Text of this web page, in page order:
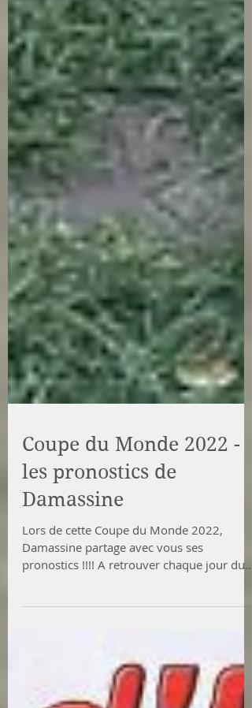
Coupe du Monde 2022 -
les pronostics de
Damassine
Lors de cette Coupe du Monde 2022,
pronostics !!!! A retrouver chaque jour du